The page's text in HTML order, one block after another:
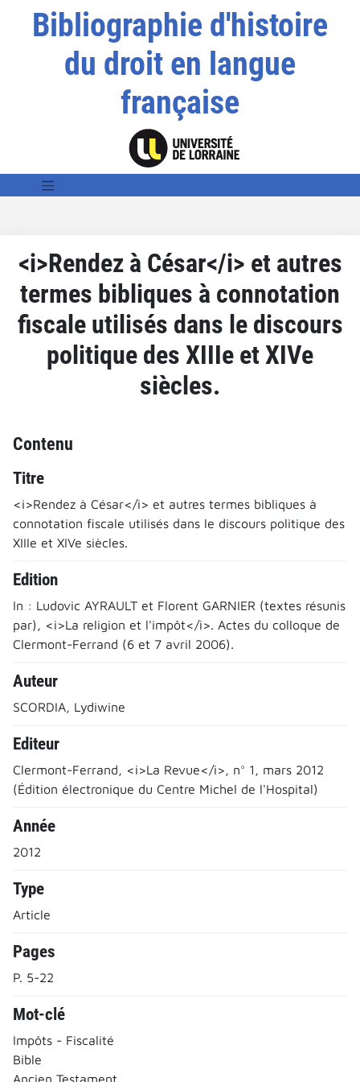
Bibliographie d'histoire
du droit en langue
française
<i>Rendez à César</i> et autres
termes bibliques à connotation
fiscale utilisés dans le discours
politique des XIIIe et XIVe
siècles.
Contenu
Titre
<i>Rendez à César</i> et autres termes bibliques à
connotation fiscale utilisés dans le discours politique des
XIIIe et XIVe siècles.
Edition
In : Ludovic AYRAULT et Florent GARNIER (textes résunis
par), <i>La religion et l'impôt</i>. Actes du colloque de
Clermont-Ferrand (6 et 7 avril 2006).
Auteur
SCORDIA, Lydiwine
Editeur
Clermont-Ferrand, <i>La Revue</i>, n° 1, mars 2012
(Édition électronique du Centre Michel de l'Hospital)
Année
2012
Type
Article
Pages
P. 5-22
Mot-clé
Impôts - Fiscalité
Bible
Ancien Testament